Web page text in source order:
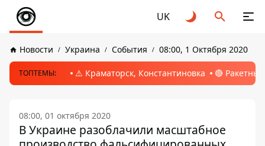
UK
Новости Украина События 08:00, 1 Октября 2020
ТОПТЕМЫ: ⚠️ Краматорск, Константиновка 🔴
08:00, 01 октября 2020
В Украине разоблачили масштабное